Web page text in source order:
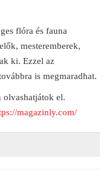
flóra és fauna
mesteremberek,
ki. Ezzel az
is megmaradhat.
olvashatjátok el.
magazinly.com/